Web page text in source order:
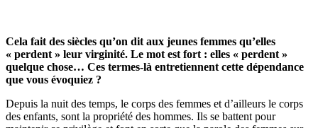
Cela fait des siècles qu’on dit aux jeunes femmes qu’elles
« perdent » leur virginité. Le mot est fort : elles « perdent »
quelque chose… Ces termes-là entretiennent cette dépendance
que vous évoquiez ?
Depuis la nuit des temps, le corps des femmes et d’ailleurs le corps
des enfants, sont la propriété des hommes. Ils se battent pour